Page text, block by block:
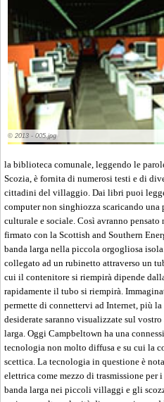
© 2013 - 005.jpg
la biblioteca comunale, leggendo le
Scozia, è fornita di numerosi testi e di
cittadini del villaggio. Dai libri puoi
computer non singhiozza scaricando
culturale e sociale. Così avranno
firmato con la Scottish and Southern
banda larga nella piccola orgogliosa
collegato ad un rubinetto attraverso un
cui il contenitore si riempirà dipende
rapidamente il tubo si riempirà.
permette di connettervi ad Internet, più
desiderate saranno visualizzate sul
larga. Oggi Campbeltown ha una
tecnologia non molto diffusa e su cui la
scettica. La tecnologia in questione è
elettrica come mezzo di trasmissione
banda larga nei piccoli villaggi e gli